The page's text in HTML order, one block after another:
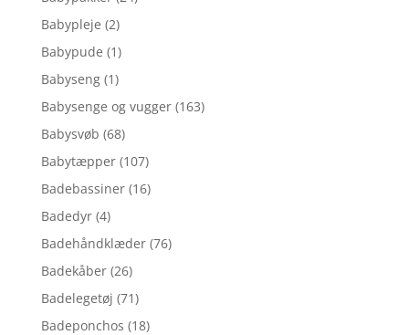
Babypleje (2)
Babypude (1)
Babyseng (1)
Babysenge og vugger (163)
Babysvøb (68)
Babytæpper (107)
Badebassiner (16)
Badedyr (4)
Badehåndklæder (76)
Badekåber (26)
Badelegetøj (71)
Badeponchos (18)